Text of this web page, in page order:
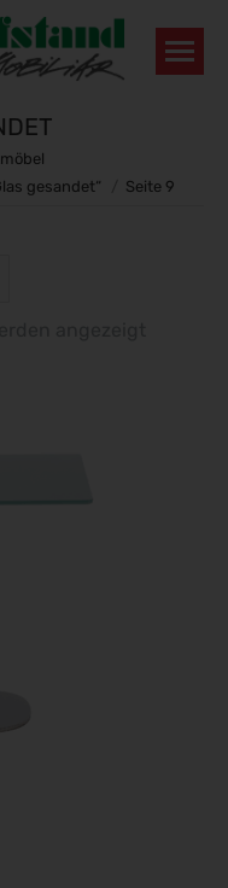
gesandet“
Seite 9